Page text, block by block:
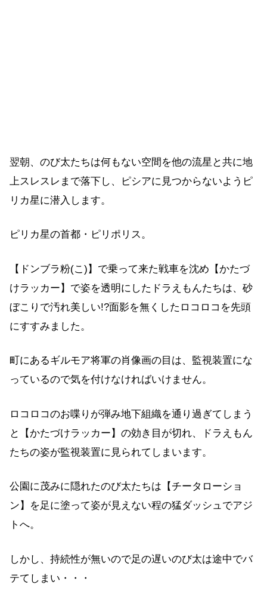
翌朝、のび太たちは何もない空間を他の流星と共に地
上スレスレまで落下し、ピシアに見つからないようピ
リカ星に潜入します。
ピリカ星の首都・ピリポリス。
【ドンブラ粉(こ)】で乗って来た戦車を沈め【かたづ
けラッカー】で姿を透明にしたドラえもんたちは、砂
ぼこりで汚れ美しい!?面影を無くしたロコロコを先頭
にすすみました。
町にあるギルモア将軍の肖像画の目は、監視装置にな
っているので気を付けなければいけません。
ロコロコのお喋りが弾み地下組織を通り過ぎてしまう
と【かたづけラッカー】の効き目が切れ、ドラえもん
たちの姿が監視装置に見られてしまいます。
公園に茂みに隠れたのび太たちは【チータローショ
ン】を足に塗って姿が見えない程の猛ダッシュでアジ
トへ。
しかし、持続性が無いので足の遅いのび太は途中でバ
テてしまい・・・